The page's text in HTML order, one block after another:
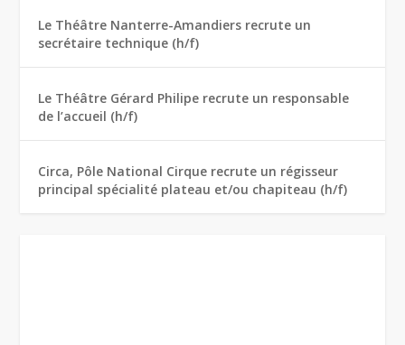
Le Théâtre Nanterre-Amandiers recrute un
secrétaire technique (h/f)
Le Théâtre Gérard Philipe recrute un responsable
de l’accueil (h/f)
Circa, Pôle National Cirque recrute un régisseur
principal spécialité plateau et/ou chapiteau (h/f)